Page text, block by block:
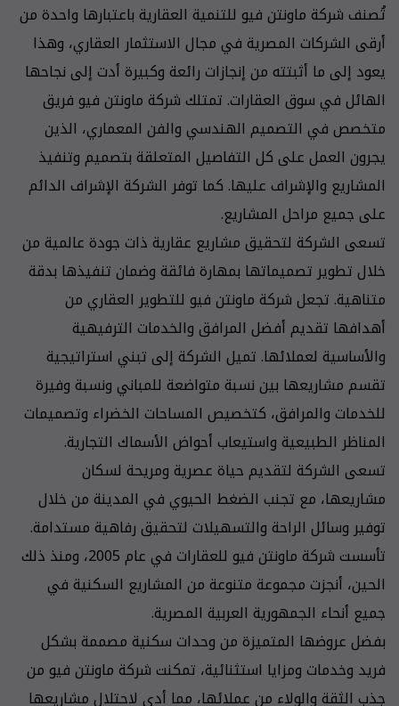
تُصنف شركة ماونتن فيو للتنمية العقارية باعتبارها واحدة من
أرقى الشركات المصرية في مجال الاستثمار العقاري، وهذا
يعود إلى ما أثبتته من إنجازات رائعة وكبيرة أدت إلى نجاحها
الهائل في سوق العقارات. تمتلك شركة ماونتن فيو فريق
متخصص في التصميم الهندسي والفن المعماري، الذين
يجرون العمل على كل التفاصيل المتعلقة بتصميم وتنفيذ
المشاريع والإشراف عليها. كما توفر الشركة الإشراف الدائم
على جميع مراحل المشاريع.
تسعى الشركة لتحقيق مشاريع عقارية ذات جودة عالمية من
خلال تطوير تصميماتها بمهارة فائقة وضمان تنفيذها بدقة
متناهية. تجعل شركة ماونتن فيو للتطوير العقاري من
أهدافها تقديم أفضل المرافق والخدمات الترفيهية
والأساسية لعملائها. تميل الشركة إلى تبني استراتيجية
تقسم مشاريعها بين نسبة متواضعة للمباني ونسبة وفيرة
للخدمات والمرافق، كتخصيص المساحات الخضراء وتصميمات
المناظر الطبيعية واستيعاب أحواض الأسماك التجارية.
تسعى الشركة لتقديم حياة عصرية ومريحة لسكان
مشاريعها، مع تجنب الضغط الحيوي في المدينة من خلال
توفير وسائل الراحة والتسهيلات لتحقيق رفاهية مستدامة.
تأسست شركة ماونتن فيو للعقارات في عام 2005، ومنذ ذلك
الحين، أنجزت مجموعة متنوعة من المشاريع السكنية في
جميع أنحاء الجمهورية العربية المصرية.
بفضل عروضها المتميزة من وحدات سكنية مصممة بشكل
فريد وخدمات ومزايا استثنائية، تمكنت شركة ماونتن فيو من
جذب الثقة والولاء من عملائها، مما أدى لاحتلال مشاريعها